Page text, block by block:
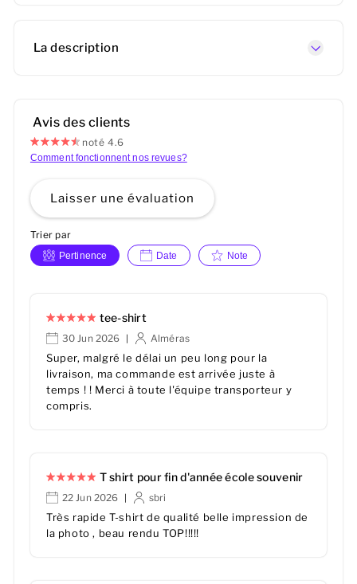
La description
Avis des clients
noté 4.6
Comment fonctionnent nos revues?
Laisser une évaluation
Trier par
Pertinence Date Note
tee-shirt
30 Jun 2026 | Alméras
Super, malgré le délai un peu long pour la
livraison, ma commande est arrivée juste à
temps ! ! Merci à toute l'équipe transporteur y
compris.
T shirt pour fin d'année école souvenir
22 Jun 2026 | sbri
Très rapide T-shirt de qualité belle impression de
la photo , beau rendu TOP!!!!!